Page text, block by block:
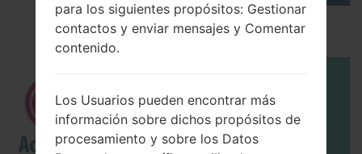
Los 5 principales Códigos Secretos para LG!
para los siguientes propósitos: Gestionar
contactos y enviar mensajes y Comentar
contenido.
Los Usuarios pueden encontrar más
información sobre dichos propósitos de
procesamiento y sobre los Datos